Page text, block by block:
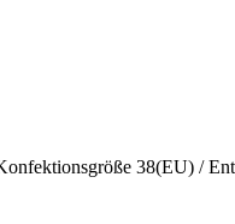
38(EU) /